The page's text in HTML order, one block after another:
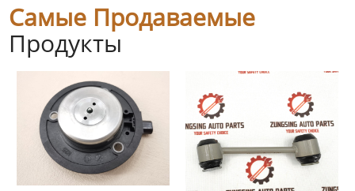
Самые Продаваемые
Продукты